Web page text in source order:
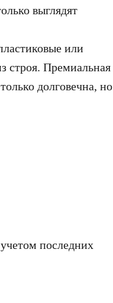
выглядят
или
строя. Премиальная
долговечна, но
последних